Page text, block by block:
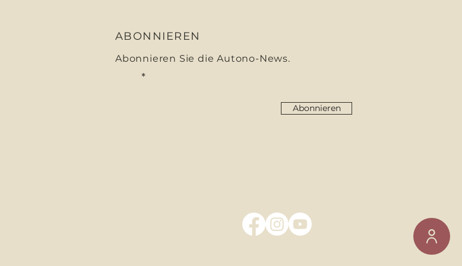
ABONNIEREN
Abonnieren Sie die Autono-News.
Abonnieren